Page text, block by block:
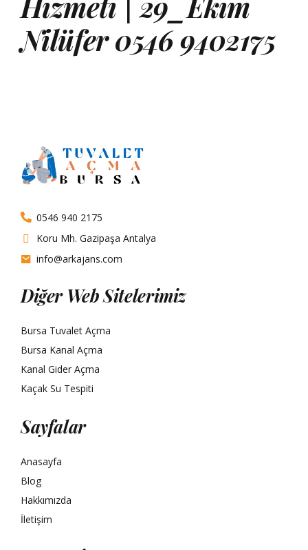
Nilüfer 0546 9402175
0546 940 2175
Koru Mh. Gazipaşa Antalya
info@arkajans.com
Diğer Web Sitelerimiz
Bursa Tuvalet Açma
Bursa Kanal Açma
Kanal Gider Açma
Kaçak Su Tespiti
Sayfalar
Anasayfa
Blog
Hakkımızda
İletişim